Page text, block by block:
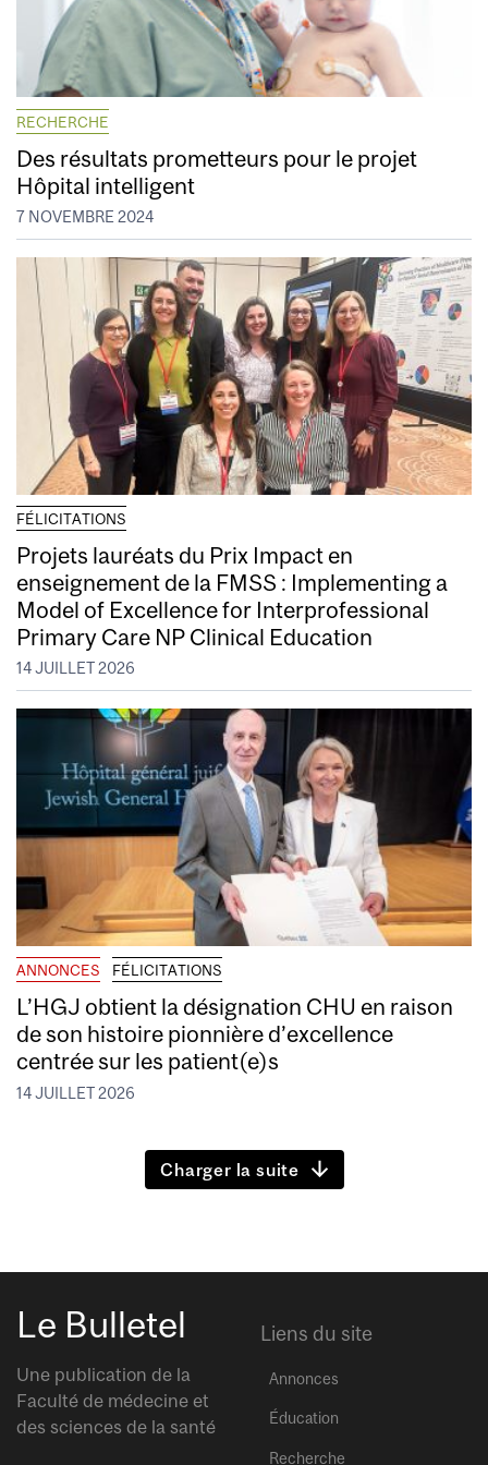
RECHERCHE
Des résultats prometteurs pour le projet
Hôpital intelligent
7 NOVEMBRE 2024
FÉLICITATIONS
Projets lauréats du Prix Impact en
enseignement de la FMSS : Implementing a
Model of Excellence for Interprofessional
Primary Care NP Clinical Education
14 JUILLET 2026
ANNONCES FÉLICITATIONS
L’HGJ obtient la désignation CHU en raison
de son histoire pionnière d’excellence
centrée sur les patient(e)s
14 JUILLET 2026
Charger la suite
Le Bulletel
Une publication de la
Faculté de médecine et
des sciences de la santé
Liens du site
Annonces
Éducation
Recherche